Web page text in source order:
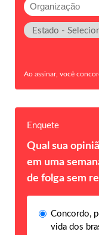
Ao assinar, você
Enquete
Qual sua
em uma
de folga sem
Concordo,
vida dos